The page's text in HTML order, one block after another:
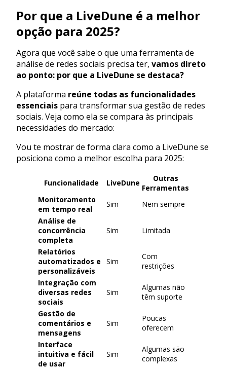
Por que a LiveDune é a melhor
opção para 2025?
Agora que você sabe o que uma ferramenta de
análise de redes sociais precisa ter, vamos direto
ao ponto: por que a LiveDune se destaca?
A plataforma reúne todas as funcionalidades
essenciais para transformar sua gestão de redes
sociais. Veja como ela se compara às principais
necessidades do mercado:
Vou te mostrar de forma clara como a LiveDune se
posiciona como a melhor escolha para 2025:
Funcionalidade LiveDune
Outras
Ferramentas
Monitoramento
em tempo real
Sim
Nem sempre
Análise de
concorrência
completa
Sim Limitada
Relatórios
automatizados e
personalizáveis
Sim
Com
restrições
Integração com
diversas redes
sociais
Sim
Algumas não
têm suporte
Gestão de
comentários e
mensagens
Sim
Poucas
oferecem
Interface
intuitiva e fácil
de usar
Sim
Algumas são
complexas